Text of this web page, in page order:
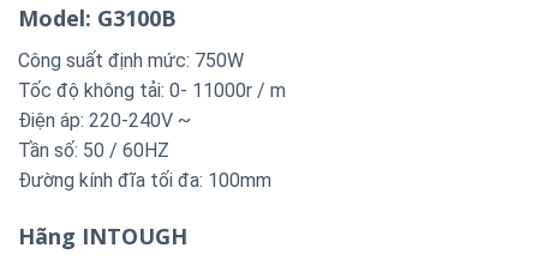
Model: G3100B
Công suất định mức: 750W
Tốc độ không tải: 0- 11000r / m
Điện áp: 220-240V ~
Tần số: 50 / 60HZ
Đường kính đĩa tối đa: 100mm
Hãng INTOUGH